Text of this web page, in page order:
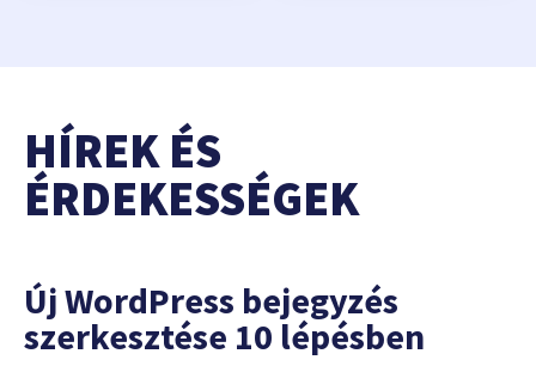
HÍREK ÉS
ÉRDEKESSÉGEK
Új WordPress bejegyzés
szerkesztése 10 lépésben